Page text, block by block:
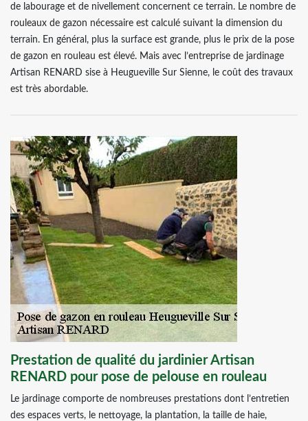
de labourage et de nivellement concernent ce terrain. Le nombre de
rouleaux de gazon nécessaire est calculé suivant la dimension du
terrain. En général, plus la surface est grande, plus le prix de la pose
de gazon en rouleau est élevé. Mais avec l’entreprise de jardinage
Artisan RENARD sise à Heugueville Sur Sienne, le coût des travaux
est très abordable.
Prestation de qualité du jardinier Artisan
RENARD pour pose de pelouse en rouleau
Le jardinage comporte de nombreuses prestations dont l’entretien
des espaces verts, le nettoyage, la plantation, la taille de haie,